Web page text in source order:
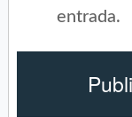
entrada.